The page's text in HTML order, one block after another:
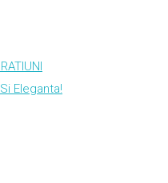
Eleganta!